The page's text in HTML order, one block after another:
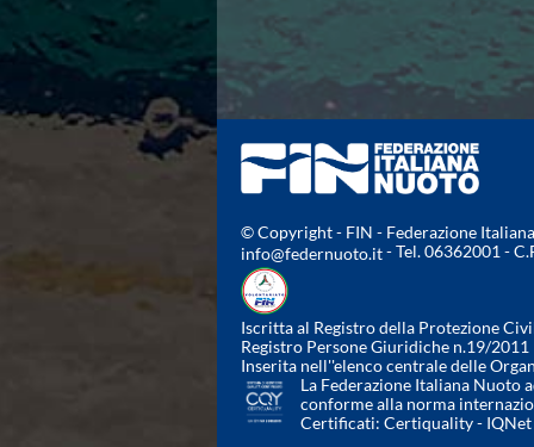
Fondo
Eventi
Grand Prix
Norme e documenti
Risultati e Classifiche
Primati
Azzurri
News
Flash News
Salvamento
Eventi
Norme e documenti
Risultati e Classifiche
Albi d'oro - Primati
News
Flash News
Master
© Copyright - FIN - Federazione
info@federnuoto.it- Tel. 06362001 -
Iscritta al Registro della Protezione
Registro Persone Giuridiche n.19/2011
Inserita nell''elenco centrale delle
La Federazione Italiana Nuoto
conforme alla norma
Certificati: Certiquality- IQNet